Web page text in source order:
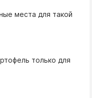
места для такой
только для